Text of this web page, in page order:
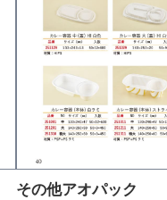
その他アオパック